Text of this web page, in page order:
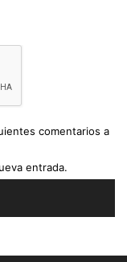
comentarios a
entrada.